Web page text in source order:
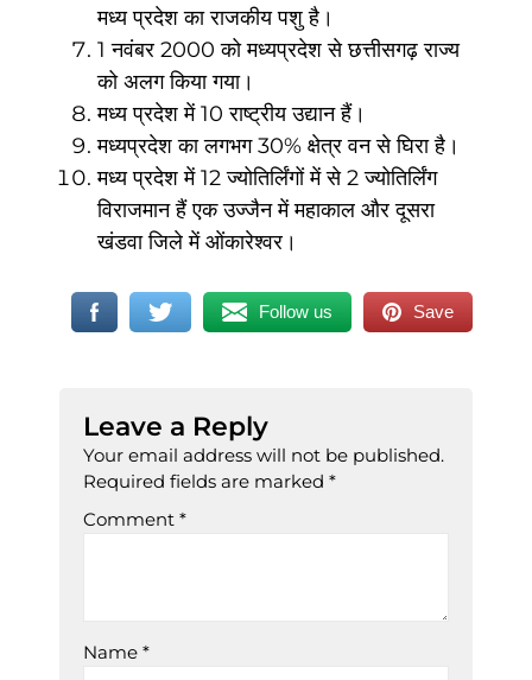
मध्य प्रदेश का राजकीय पशु है।
1 नवंबर 2000 को मध्यप्रदेश से छत्तीसगढ़ राज्य
को अलग किया गया।
मध्य प्रदेश में 10 राष्ट्रीय उद्यान हैं।
मध्यप्रदेश का लगभग 30% क्षेत्र वन से घिरा है।
मध्य प्रदेश में 12 ज्योतिर्लिंगों में से 2 ज्योतिर्लिंग
विराजमान हैं एक उज्जैन में महाकाल और दूसरा
खंडवा जिले में ओंकारेश्वर।
Follow us Save
Leave a Reply
Your email address will not be published.
Required fields are marked *
Comment *
Name *